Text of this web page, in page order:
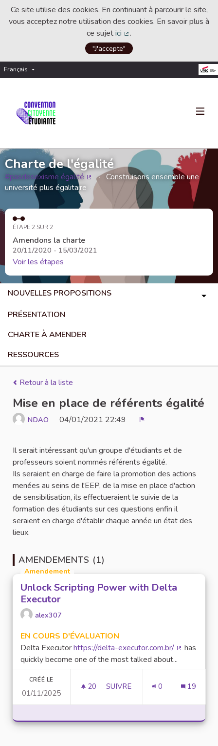
Ce site utilise des cookies. En continuant à parcourir le site,
vous acceptez notre utilisation des cookies. En savoir plus à
ce sujetici
(Lien externe)
.
"J'accepte"
Français Choisir la langue
Charte de l'égalité
#pasdesexisme égalité
(Lien externe)
Construisons ensemble une
université plus égalitaire
ÉTAPE 2 SUR 2
Amendons la charte
20/11/2020 - 15/03/2021
Voir les étapes
NOUVELLES PROPOSITIONS
PRÉSENTATION
CHARTE À AMENDER
RESSOURCES
Retour à la liste
Mise en place de référents égalité
NDAO 04/01/2021 22:49
Il serait intéressant qu'un groupe d'étudiants et de
professeurs soient nommés référents égalité.
Ils seraient en charge de faire la promotion des actions
menées au seins de l'EEP, de la mise en place d'action
de sensibilisation, ils effectueraient le suivie de la
formation des étudiants sur ces questions enfin il
seraient en charge d'établir chaque année un état des
lieux.
AMENDEMENTS (1)
Amendement
Unlock Scripting Power with Delta
Executor
alex307
EN COURS D'ÉVALUATION
Delta Executorhttps://delta-executor.com.br/
has
quickly become one of the most talked about...
CRÉÉ LE
01/11/2025
20 20 ABONNÉS
SUIVRE 0 19